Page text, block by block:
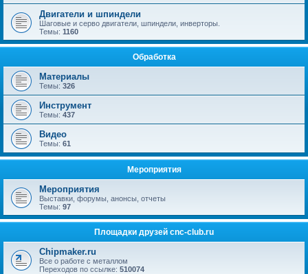
Двигатели и шпиндели
Шаговые и серво двигатели, шпиндели, инверторы.
Темы: 1160
Обработка
Материалы
Темы: 326
Инструмент
Темы: 437
Видео
Темы: 61
Мероприятия
Мероприятия
Выставки, форумы, анонсы, отчеты
Темы: 97
Площадки друзей cnc-club.ru
Chipmaker.ru
Все о работе с металлом
Переходов по ссылке: 510074